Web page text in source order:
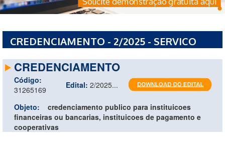
CREDENCIAMENTO - 2/2025 - SERVICO
CREDENCIAMENTO
Código:
31265169
Edital: 2/2025...
Objeto:
credenciamento publico para instituicoes
financeiras ou bancarias, instituicoes de pagamento e
cooperativas